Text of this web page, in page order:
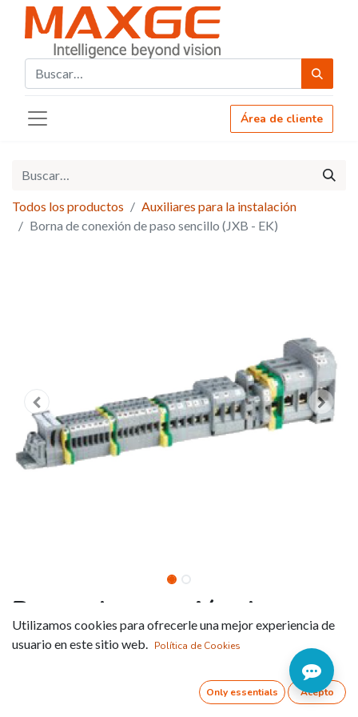
Área de cliente
Todos los productos
Auxiliares para la instalación
Borna de conexión de paso sencillo (JXB - EK)
Borna de conexión de paso
sencillo (JXB - EK)
Conexión en caja de bornas por tornillo.
Utilizamos cookies para ofrecerle una mejor experiencia de
usuario en este sitio web. Política de Cookies
Only essentials Acepto